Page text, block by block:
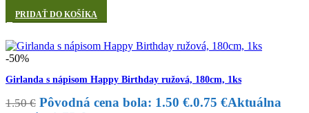
PRIDAŤ DO KOŠÍKA
-50%
Girlanda s nápisom Happy Birthday ružová, 180cm, 1ks
1.50€ Pôvodná cena bola: 1.50 €.0.75 €Aktuálna